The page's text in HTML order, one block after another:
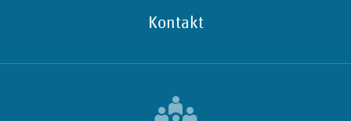
Kontakt